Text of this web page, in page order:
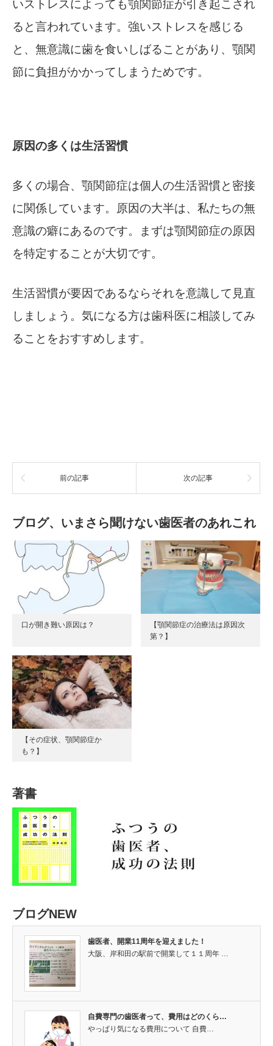
いストレスによっても顎関節症が引き起こされ
ると言われています。強いストレスを感じる
と、無意識に歯を食いしばることがあり、顎関
節に負担がかかってしまうためです。
原因の多くは生活習慣
多くの場合、顎関節症は個人の生活習慣と密接
に関係しています。原因の大半は、私たちの無
意識の癖にあるのです。まずは顎関節症の原因
を特定することが大切です。
生活習慣が要因であるならそれを意識して見直
しましょう。気になる方は歯科医に相談してみ
ることをおすすめします。
前の記事 次の記事
ブログ、いまさら聞けない歯医者のあれこれ
口が開き難い原因は？
【顎関節症の治療法は原因次
第？】
【その症状、顎関節症か
も？】
著書
ブログNEW
歯医者、開業11周年を迎えました！
大阪、岸和田の駅前で開業して１１周年 …
自費専門の歯医者って、費用はどのくら…
やっぱり気になる費用について 自費…